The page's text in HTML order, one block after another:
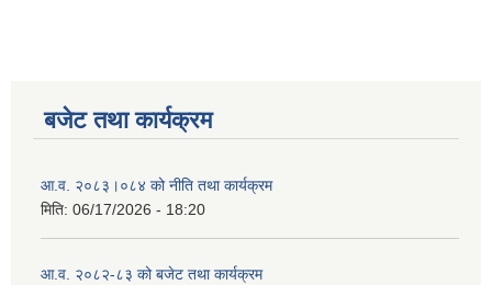
बजेट तथा कार्यक्रम
आ.व. २०८३।०८४ को नीति तथा कार्यक्रम
मिति: 06/17/2026 - 18:20
आ.व. २०८२-८३ को बजेट तथा कार्यक्रम